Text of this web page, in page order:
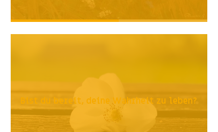
Bist du bereit, deine Wahrheit zu leben?